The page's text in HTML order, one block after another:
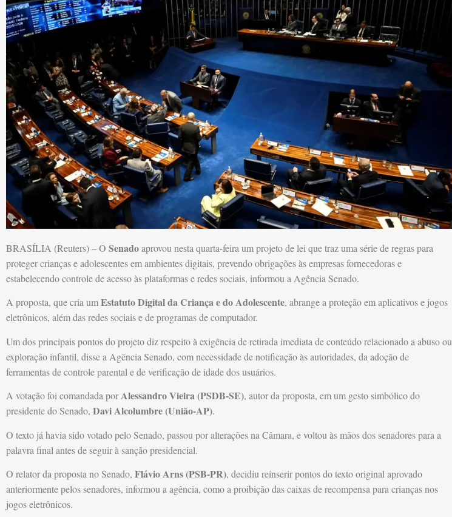
BRASÍLIA (Reuters) – O Senadoaprovou nesta quarta-feira um projeto de lei que traz uma série de regras para
proteger crianças e adolescentes em ambientes digitais, prevendo obrigações às empresas fornecedoras e
estabelecendo controle de acesso às plataformas e redes sociais, informou a Agência Senado.
A proposta, que cria umEstatuto Digital da Criança e do Adolescente, abrange a proteção em aplicativos e jogos
eletrônicos, além das redes sociais e de programas de computador.
Um dos principais pontos do projeto diz respeito à exigência de retirada imediata de conteúdo relacionado a abuso ou
exploração infantil, disse a Agência Senado, com necessidade de notificação às autoridades, da adoção de
ferramentas de controle parental e de verificação de idade dos usuários.
A votação foi comandada porAlessandro Vieira (PSDB-SE), autor da proposta, em um gesto simbólico do
presidente do Senado, Davi Alcolumbre (União-AP).
O texto já havia sido votado pelo Senado, passou por alterações na Câmara, e voltou às mãos dos senadores para a
palavra final antes de seguir à sanção presidencial.
O relator da proposta no Senado, Flávio Arns (PSB-PR), decidiu reinserir pontos do texto original aprovado
anteriormente pelos senadores, informou a agência, como a proibição das caixas de recompensa para crianças nos
jogos eletrônicos.